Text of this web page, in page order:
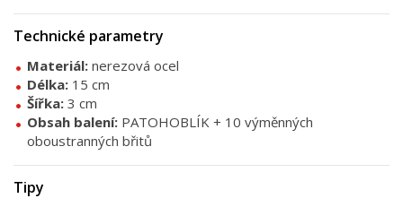
Technické parametry
Materiál: nerezová ocel
Délka: 15 cm
Šířka: 3 cm
Obsah balení: PATOHOBLÍK + 10 výměnných
oboustranných břitů
Tipy